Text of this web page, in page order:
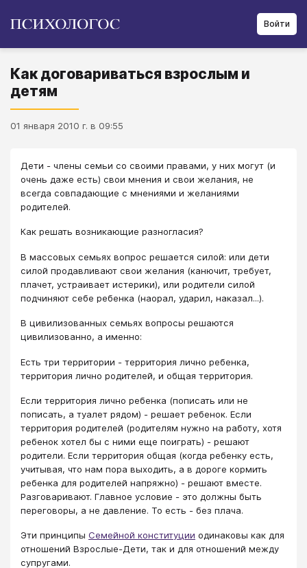
Войти
Как договариваться взрослым и
детям
01 января 2010 г. в 09:55
Дети - члены семьи со своими правами, у них могут (и
очень даже есть) свои мнения и свои желания, не
всегда совпадающие с мнениями и желаниями
родителей.
Как решать возникающие разногласия?
В массовых семьях вопрос решается силой: или дети
силой продавливают свои желания (канючит, требует,
плачет, устраивает истерики), или родители силой
подчиняют себе ребенка (наорал, ударил, наказал...).
В цивилизованных семьях вопросы решаются
цивилизованно, а именно:
Есть три территории - территория лично ребенка,
территория лично родителей, и общая территория.
​​​​​​​Если территория лично ребенка (пописать или не
пописать, а туалет рядом) - решает ребенок. Если
территория родителей (родителям нужно на работу, хотя
ребенок хотел бы с ними еще поиграть) - решают
родители. Если территория общая (когда ребенку есть,
учитывая, что нам пора выходить, а в дороге кормить
ребенка для родителей напряжно) - решают вместе.
Разговаривают. Главное условие - это должны быть
переговоры, а не давление. То есть - без плача.
Эти принципы Семейной конституции одинаковы как для
отношений Взрослые-Дети, так и для отношений между
супругами.